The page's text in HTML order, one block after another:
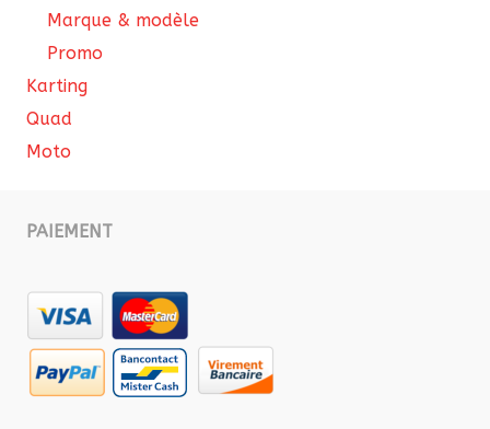
Marque & modèle
Promo
Karting
Quad
Moto
PAIEMENT